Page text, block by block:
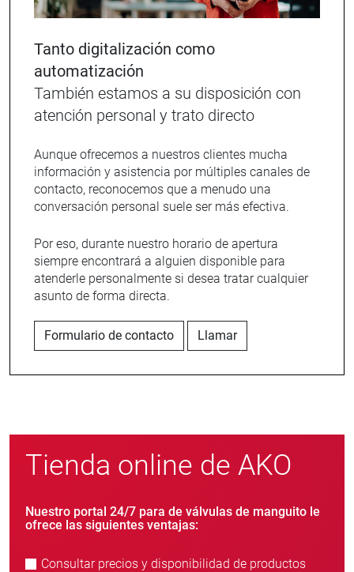
Tanto digitalización como
automatización
También estamos a su disposición con
atención personal y trato directo
Aunque ofrecemos a nuestros clientes mucha
información y asistencia por múltiples canales de
contacto, reconocemos que a menudo una
conversación personal suele ser más efectiva.
Por eso, durante nuestro horario de apertura
siempre encontrará a alguien disponible para
atenderle personalmente si desea tratar cualquier
asunto de forma directa.
Formulario de contacto Llamar
Tienda online de AKO
Nuestro portal 24/7 para de válvulas de manguito le
ofrece las siguientes ventajas:
Consultar precios y disponibilidad de productos